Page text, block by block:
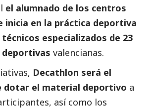
el alumnado de los centros
inicia en la práctica deportiva
especializados de 23
valencianas.
Decathlon será el
dotar el material deportivo a
así como los